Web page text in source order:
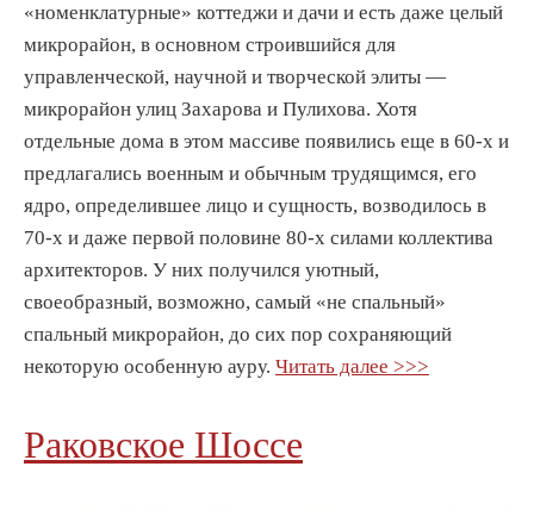
«номенклатурные» коттеджи и дачи и есть даже целый
микрорайон, в основном строившийся для
управленческой, научной и творческой элиты —
микрорайон улиц Захарова и Пулихова. Хотя
отдельные дома в этом массиве появились еще в 60-х и
предлагались военным и обычным трудящимся, его
ядро, определившее лицо и сущность, возводилось в
70-х и даже первой половине 80-х силами коллектива
архитекторов. У них получился уютный,
своеобразный, возможно, самый «не спальный»
спальный микрорайон, до сих пор сохраняющий
некоторую особенную ауру. Читать далее >>>
Раковское Шоссе